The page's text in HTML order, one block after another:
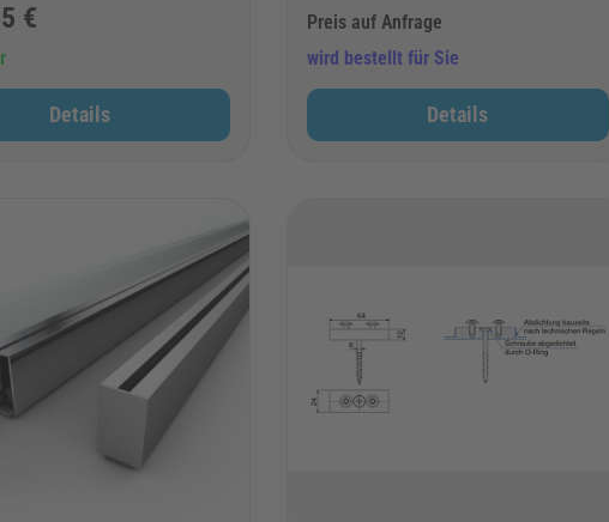
€
Details
Preis auf Anfrage
wird bestellt für Sie
Details